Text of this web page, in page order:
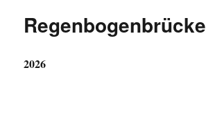
Regenbogenbrücke
2026